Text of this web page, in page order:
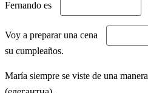
Fernando es
Voy a preparar una cena
su cumpleaños.
María siempre se viste de una manera